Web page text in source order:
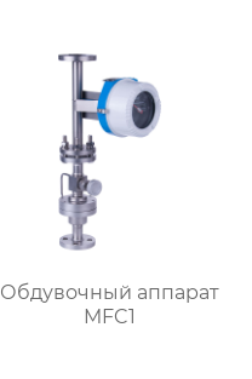
Обдувочный аппарат
MFC1